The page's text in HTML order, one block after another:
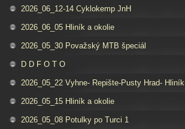
2026_06_12-14 Cyklokemp JnH
2026_06_05 Hliník a okolie
2026_05_30 Považský MTB špeciál
D D F O T O
2026_05_22 Vyhne- Repište-Pusty Hrad- Hliník
2026_05_15 Hliník a okolie
2026_05_08 Potulky po Turci 1